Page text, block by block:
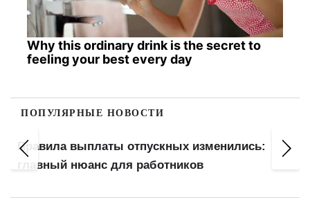
Why this ordinary drink is the secret to
feeling your best every day
ПОПУЛЯРНЫЕ НОВОСТИ
Правила выплаты отпускных изменились:
главный нюанс для работников